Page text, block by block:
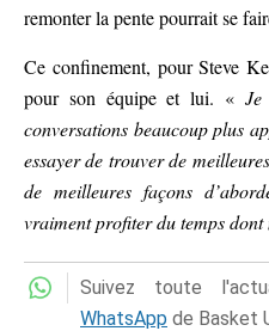
remonter la pente pourrait se
Ce confinement, pour Steve
pour son équipe et lui. «
conversations beaucoup plus
essayer de trouver de
de meilleures façons
vraiment profiter du temps dont
Suivez toute
WhatsApp de Basket